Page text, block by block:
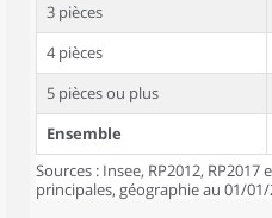
3 pièces
4 pièces
5 pièces ou plus
Ensemble
Sources : Insee, RP2012,
principales, géographie au 01/01/